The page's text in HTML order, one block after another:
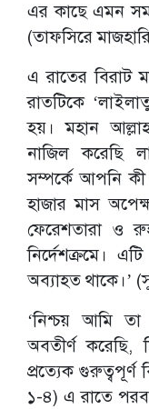
এর কাছে এমন
(তাফসিরে
এ রাতের বিরাট
রাতটিকে
হয়। মহান
নাজিল করেছি
সম্পর্কে আপনি
হাজার মাস
ফেরেশতারা ও
নির্দেশক্রমে।
অব্যাহত থাকে।’
‘নিশ্চয় আমি
অবতীর্ণ করেছি,
প্রত্যেক
১-৪) এ রাতে